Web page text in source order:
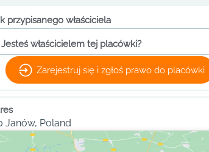
przypisanego właściciela
Jesteś właścicielem tej placówki?
Zarejestruj się i zgłoś prawo do placówki
Janów, Poland